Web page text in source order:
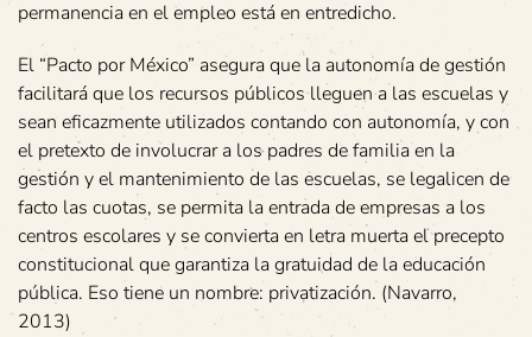
permanencia en el empleo está en entredicho.
El “Pacto por México” asegura que la autonomía de gestión
facilitará que los recursos públicos lleguen a las escuelas y
sean eficazmente utilizados contando con autonomía, y con
el pretexto de involucrar a los padres de familia en la
gestión y el mantenimiento de las escuelas, se legalicen de
facto las cuotas, se permita la entrada de empresas a los
centros escolares y se convierta en letra muerta el precepto
constitucional que garantiza la gratuidad de la educación
pública. Eso tiene un nombre: privatización. (Navarro,
2013)